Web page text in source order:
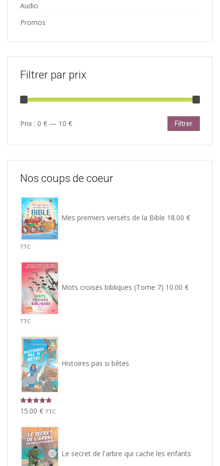
Audio
Promos
Filtrer par prix
Prix
Prix
Filtrer
Prix : 0 € — 10 €
Nos coups de coeur
Mes premiers versets de la Bible 18.00 €
TTC
Mots croisés bibliques (Tome 7) 10.00 €
TTC
Histoires pas si bêtes
Note 5.00
15.00 € TTC
Le secret de l'arbre qui cache les enfants